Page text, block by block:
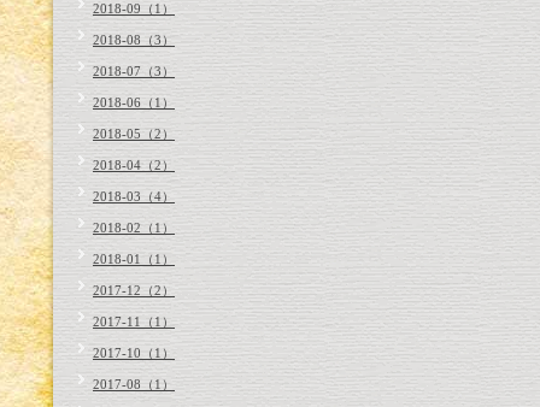
2018-09（1）
2018-08（3）
2018-07（3）
2018-06（1）
2018-05（2）
2018-04（2）
2018-03（4）
2018-02（1）
2018-01（1）
2017-12（2）
2017-11（1）
2017-10（1）
2017-08（1）